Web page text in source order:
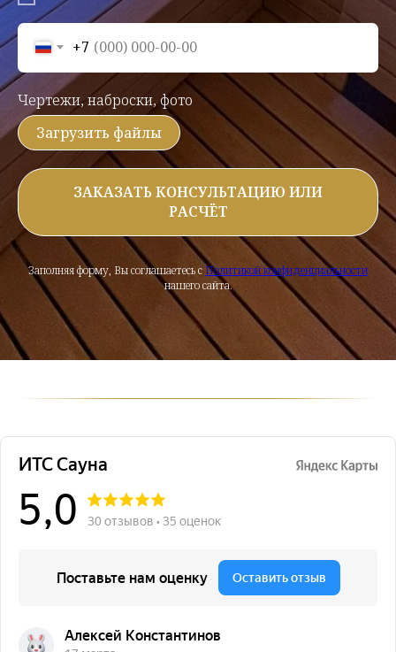
+7
Чертежи, наброски, фото
Загрузить файлы
ЗАКАЗАТЬ КОНСУЛЬТАЦИЮ ИЛИ
РАСЧЁТ
Заполняя форму, Вы соглашаетесь сПолитикой конфиденциальности
нашего сайта.